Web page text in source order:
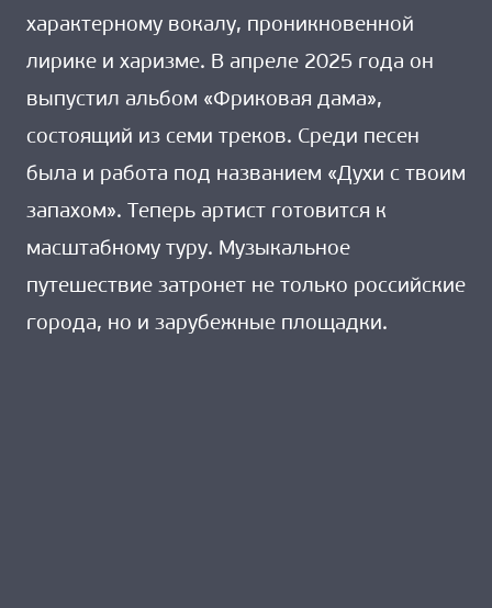
характерному вокалу, проникновенной
лирике и харизме. В апреле 2025 года он
выпустил альбом «Фриковая дама»,
состоящий из семи треков. Среди песен
была и работа под названием «Духи с твоим
запахом». Теперь артист готовится к
масштабному туру. Музыкальное
путешествие затронет не только российские
города, но и зарубежные площадки.